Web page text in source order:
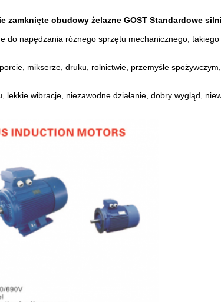
zamknięte obudowy żelazne GOST Standardowe
do napędzania różnego sprzętu mechanicznego, takiego
mikserze, druku, rolnictwie, przemyśle
lekkie wibracje, niezawodne działanie, dobry wygląd,